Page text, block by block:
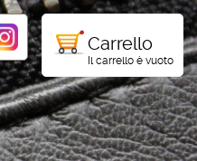
Carrello
Il carrello è vuoto